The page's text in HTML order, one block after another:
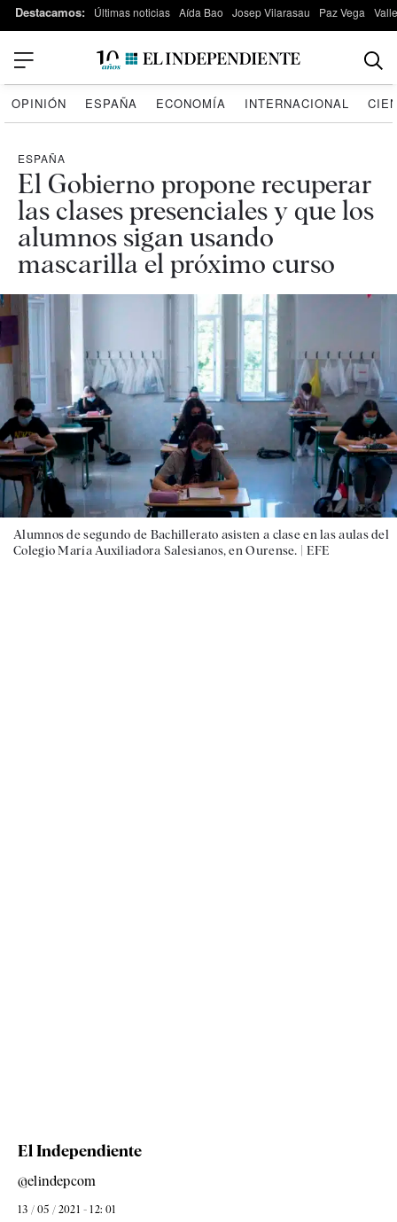
Destacamos: Últimas noticias Aída Bao Josep Vilarasau Paz Vega
OPINIÓN ESPAÑA ECONOMÍA INTERNACIONAL
ESPAÑA
El Gobierno propone recuperar
las clases presenciales y que los
alumnos sigan usando
mascarilla el próximo curso
Alumnos de segundo de Bachillerato asisten a clase en las aulas del
Colegio María Auxiliadora Salesianos, en Ourense. | EFE
El Independiente
@elindepcom
13 / 05 / 2021 - 12: 01